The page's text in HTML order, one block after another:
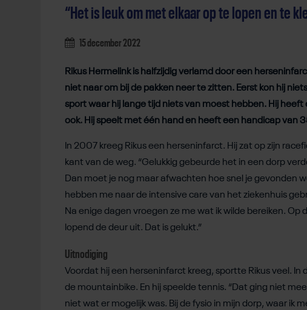
“Het is leuk om met elkaar op te lopen en te
15 december 2022
Rikus Hermelink is halfzijdig verlamd door een
niet naar om bij de pakken neer te zitten. Eerst kon hij
sport waar hij lange tijd niets van moest hebben. Hij
ook. Hij speelt met één hand en heeft een handicap van
In 2007 kreeg Rikus een herseninfarct. Hij zat op zijn
kant van de weg. “Gelukkig gebeurde het in een dorp
Dan moet je nog maar afwachten hoe snel je gevonden
hebben me naar de intensive care van het ziekenhuis
Na enige dagen vroegen ze me wat ik wilde bereiken. Op
lopend de deur uit. Dat is gelukt.”
Uitnodiging
Voordat hij een herseninfarct kreeg, sportte Rikus veel.
de mountainbike. En hij speelde tennis. “Dat ging niet
niet wat er mogelijk was. Bij de fysio in mijn dorp, waar ik